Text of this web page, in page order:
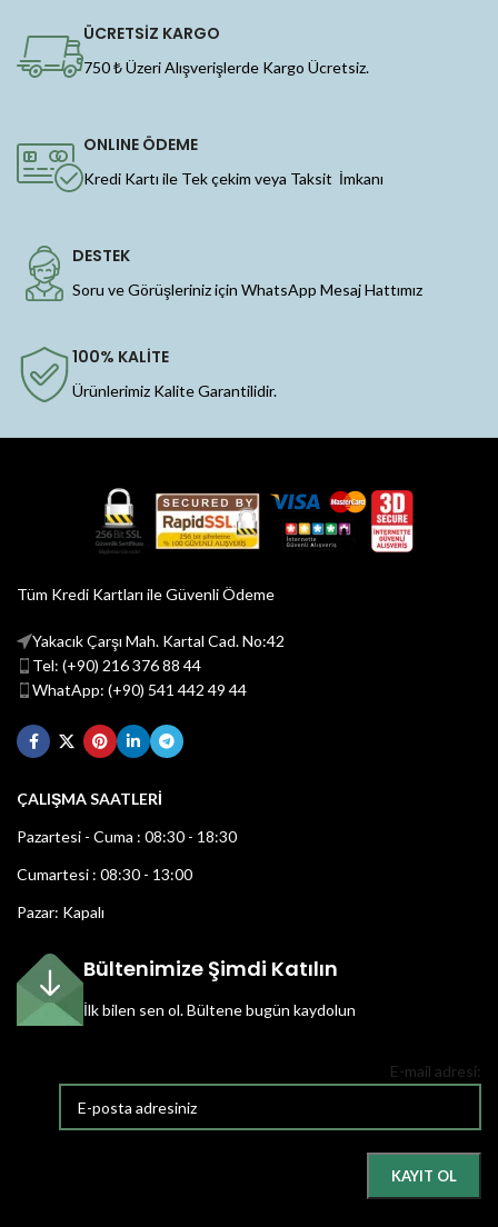
ÜCRETSİZ KARGO
750 ₺ Üzeri Alışverişlerde Kargo Ücretsiz.
ONLINE ÖDEME
Kredi Kartı ile Tek çekim veya Taksit İmkanı
DESTEK
Soru ve Görüşleriniz için WhatsApp Mesaj Hattımız
100% KALİTE
Ürünlerimiz Kalite Garantilidir.
Tüm Kredi Kartları ile Güvenli Ödeme
Yakacık Çarşı Mah. Kartal Cad. No:42
Tel: (+90) 216 376 88 44
WhatApp: (+90) 541 442 49 44
ÇALIŞMA SAATLERİ
Pazartesi - Cuma : 08:30 - 18:30
Cumartesi : 08:30 - 13:00
Pazar: Kapalı
Bültenimize Şimdi Katılın
İlk bilen sen ol.Bültene bugün kaydolun
E-mail adresi: